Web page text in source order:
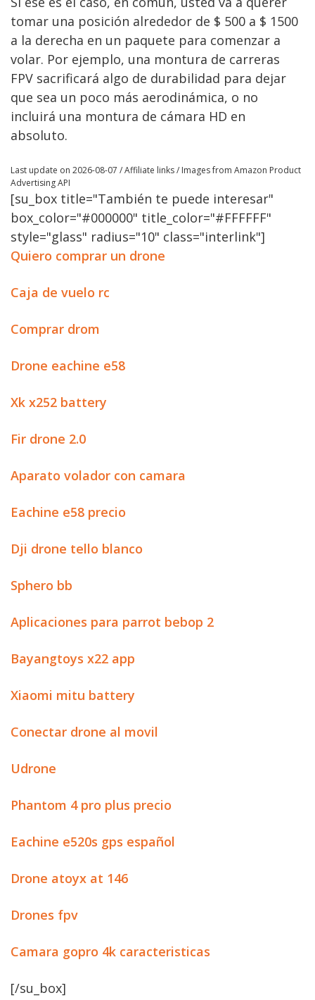
tomar una posición alrededor de $ 500 a $ 1500
a la derecha en un paquete para comenzar a
volar. Por ejemplo, una montura de carreras
FPV sacrificará algo de durabilidad para dejar
que sea un poco más aerodinámica, o no
incluirá una montura de cámara HD en
absoluto.
Last update on 2026-08-07 / Affiliate links / Images from Amazon Product
Advertising API
[su_box title="También te puede interesar"
box_color="#000000" title_color="#FFFFFF"
style="glass" radius="10" class="interlink"]
Quiero comprar un drone
Caja de vuelo rc
Comprar drom
Drone eachine e58
Xk x252 battery
Fir drone 2.0
Aparato volador con camara
Eachine e58 precio
Dji drone tello blanco
Sphero bb
Aplicaciones para parrot bebop 2
Bayangtoys x22 app
Xiaomi mitu battery
Conectar drone al movil
Udrone
Phantom 4 pro plus precio
Eachine e520s gps español
Drone atoyx at 146
Drones fpv
Camara gopro 4k caracteristicas
[/su_box]